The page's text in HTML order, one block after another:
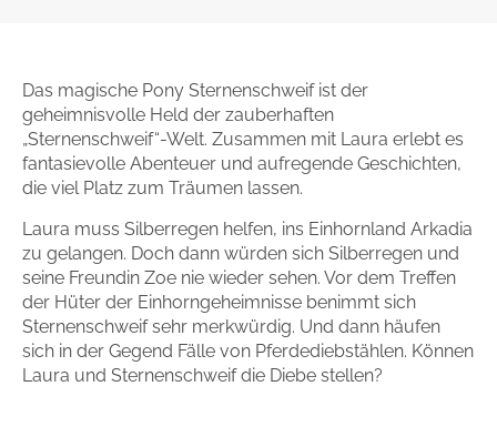
Das magische Pony Sternenschweif ist der
geheimnisvolle Held der zauberhaften
„Sternenschweif“-Welt. Zusammen mit Laura erlebt es
fantasievolle Abenteuer und aufregende Geschichten,
die viel Platz zum Träumen lassen.
Laura muss Silberregen helfen, ins Einhornland Arkadia
zu gelangen. Doch dann würden sich Silberregen und
seine Freundin Zoe nie wieder sehen. Vor dem Treffen
der Hüter der Einhorngeheimnisse benimmt sich
Sternenschweif sehr merkwürdig. Und dann häufen
sich in der Gegend Fälle von Pferdediebstählen. Können
Laura und Sternenschweif die Diebe stellen?